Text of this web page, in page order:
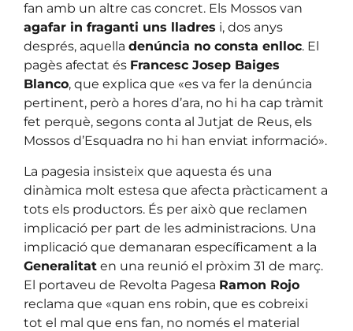
fan amb un altre cas concret. Els Mossos van
agafar in fraganti uns lladres i, dos anys
després, aquella denúncia no consta enlloc. El
pagès afectat és Francesc Josep Baiges
Blanco, que explica que «es va fer la denúncia
pertinent, però a hores d’ara, no hi ha cap tràmit
fet perquè, segons conta al Jutjat de Reus, els
Mossos d’Esquadra no hi han enviat informació».
La pagesia insisteix que aquesta és una
dinàmica molt estesa que afecta pràcticament a
tots els productors. És per això que reclamen
implicació per part de les administracions. Una
implicació que demanaran específicament a la
Generalitat en una reunió el pròxim 31 de març.
El portaveu de Revolta Pagesa Ramon Rojo
reclama que «quan ens robin, que es cobreixi
tot el mal que ens fan, no només el material